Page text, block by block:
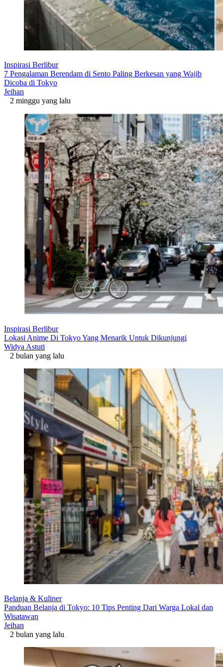
Inspirasi Berlibur
7 Pengalaman Berendam di Sento Paling Berkesan yang Wajib
Dicoba di Tokyo
Jeihan
2 minggu yang lalu
Inspirasi Berlibur
Lokasi Anime Di Tokyo Yang Menarik Untuk Dikunjungi
Widya Astuti
2 bulan yang lalu
Belanja & Kuliner
Panduan Belanja di Tokyo: 10 Tips Penting Dari Warga Lokal dan
Wisatawan
Jeihan
2 bulan yang lalu